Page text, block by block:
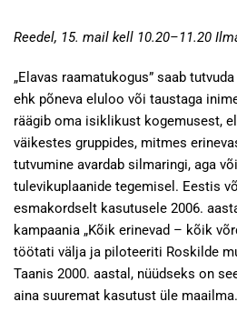
Reedel, 15. mail kell 10.20–11.20
„Elavas raamatukogus” saab
ehk põneva eluloo või taustaga
räägib oma isiklikust kogemusest,
väikestes gruppides, mitmes
tutvumine avardab silmaringi, aga
tulevikuplaanide tegemisel. Eestis
esmakordselt kasutusele 2006.
kampaania „Kõik erinevad – kõik
töötati välja ja piloteeriti Roskilde
Taanis 2000. aastal, nüüdseks on
aina suuremat kasutust üle maailma.